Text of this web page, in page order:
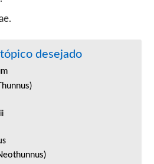
desejado